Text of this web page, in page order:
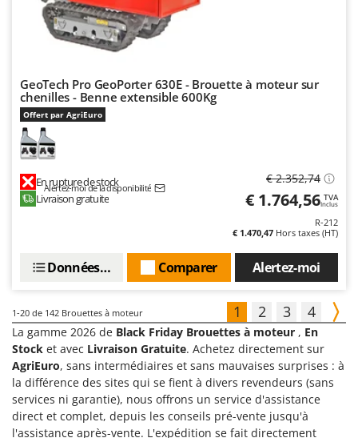
GeoTech Pro GeoPorter 630E - Brouette à moteur sur
chenilles - Benne extensible 600Kg
Offert par AgriEuro
En rupture de stock
Alertez-moi de la disponibilité
Livraison gratuite
€ 2.352,74
€ 1.764,56 TVA
Inclus
R-212
€ 1.470,47 Hors taxes (HT)
Alertez-moi
Comparer
Données techniques
1-20 de 142 Brouettes à moteur 1 2 3 4
La gamme 2026 de Black Friday Brouettes à moteur , En
Stock et avec Livraison Gratuite. Achetez directement sur
AgriEuro, sans intermédiaires et sans mauvaises surprises : à
la différence des sites qui se fient à divers revendeurs (sans
services ni garantie), nous offrons un service d'assistance
direct et complet, depuis les conseils pré-vente jusqu'à
l'assistance après-vente. L'expédition se fait directement